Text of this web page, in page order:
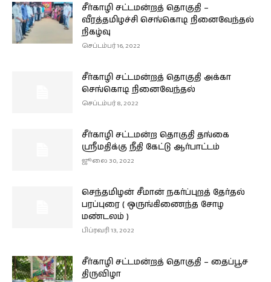
சீர்காழி சட்டமன்றத் தொகுதி –
வீரத்தமிழச்சி செங்கொடி நினைவேந்தல்
நிகழ்வு
செப்டம்பர் 16, 2022
சீர்காழி சட்டமன்றத் தொகுதி அக்கா
செங்கொடி நினைவேந்தல்
செப்டம்பர் 8, 2022
சீர்காழி சட்டமன்ற தொகுதி தங்கை
ஸ்ரீமதிக்கு நீதி கேட்டு ஆர்பாட்டம்
ஜூலை 30, 2022
செந்தமிழன் சீமான் நகர்ப்புறத் தேர்தல்
பரப்புரை ( ஒருங்கிணைந்த சோழ
மண்டலம் )
பிப்ரவரி 13, 2022
சீர்காழி சட்டமன்றத் தொகுதி – தைப்பூச
திருவிழா